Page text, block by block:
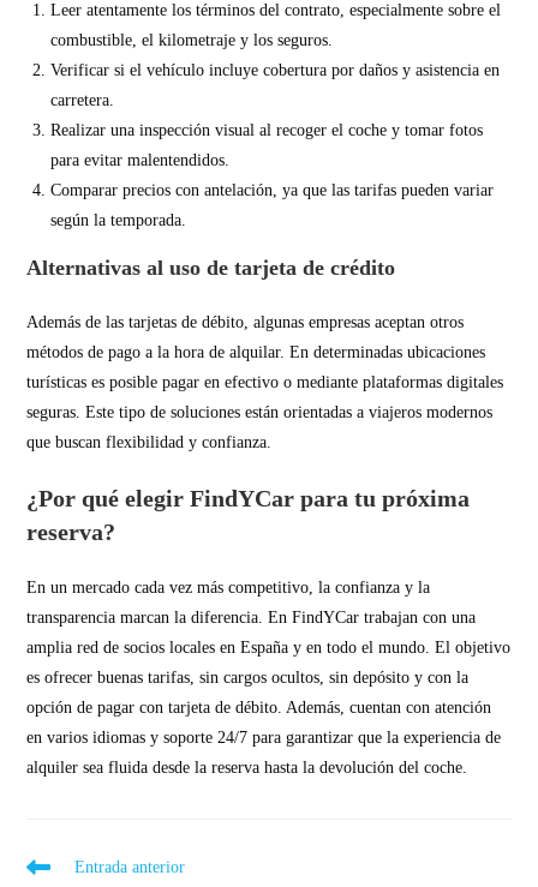
Leer atentamente los términos del contrato, especialmente sobre el
combustible, el kilometraje y los seguros.
Verificar si el vehículo incluye cobertura por daños y asistencia en
carretera.
Realizar una inspección visual al recoger el coche y tomar fotos
para evitar malentendidos.
Comparar precios con antelación, ya que las tarifas pueden variar
según la temporada.
Alternativas al uso de tarjeta de crédito
Además de las tarjetas de débito, algunas empresas aceptan otros
métodos de pago a la hora de alquilar. En determinadas ubicaciones
turísticas es posible pagar en efectivo o mediante plataformas digitales
seguras. Este tipo de soluciones están orientadas a viajeros modernos
que buscan flexibilidad y confianza.
¿Por qué elegir FindYCar para tu próxima
reserva?
En un mercado cada vez más competitivo, la confianza y la
transparencia marcan la diferencia. En FindYCar trabajan con una
amplia red de socios locales en España y en todo el mundo. El objetivo
es ofrecer buenas tarifas, sin cargos ocultos, sin depósito y con la
opción de pagar con tarjeta de débito. Además, cuentan con atención
en varios idiomas y soporte 24/7 para garantizar que la experiencia de
alquiler sea fluida desde la reserva hasta la devolución del coche.
Entrada anterior